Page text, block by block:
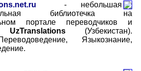
- небольшая
библиотечка на
портале переводчиков и
UzTranslations(Узбекистан).
Языкознание,